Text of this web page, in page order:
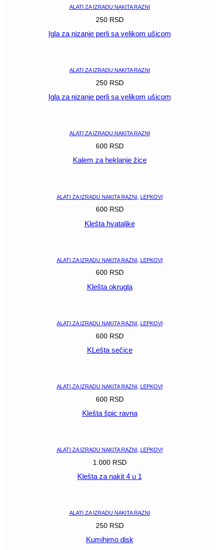
ALATI ZA IZRADU NAKITA RAZNI
250 RSD
Igla za nizanje perli sa velikom ušicom
ALATI ZA IZRADU NAKITA RAZNI
250 RSD
Igla za nizanje perli sa velikom ušicom
ALATI ZA IZRADU NAKITA RAZNI
600 RSD
Kalem za heklanje žice
ALATI ZA IZRADU NAKITA RAZNI LEPKOVI
600 RSD
Klešta hvataljke
ALATI ZA IZRADU NAKITA RAZNI LEPKOVI
600 RSD
Klešta okrugla
ALATI ZA IZRADU NAKITA RAZNI LEPKOVI
600 RSD
KLešta sečice
ALATI ZA IZRADU NAKITA RAZNI LEPKOVI
600 RSD
Klešta špic ravna
ALATI ZA IZRADU NAKITA RAZNI LEPKOVI
1.000 RSD
Klešta za nakit 4 u 1
ALATI ZA IZRADU NAKITA RAZNI
250 RSD
Kumihimo disk